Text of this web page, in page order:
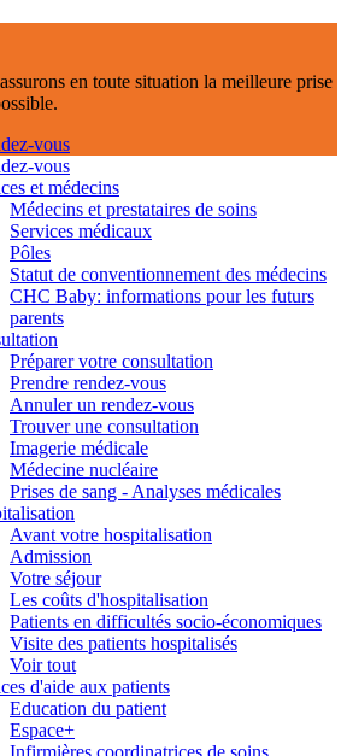
en toute situation la meilleure prise
vous
vous
et médecins
Médecins et prestataires de soins
Services médicaux
Pôles
Statut de conventionnement des médecins
CHC Baby: informations pour les futurs
parents
Préparer votre consultation
Prendre rendez-vous
Annuler un rendez-vous
Trouver une consultation
Imagerie médicale
Médecine nucléaire
Prises de sang - Analyses médicales
Avant votre hospitalisation
Admission
Votre séjour
Les coûts d'hospitalisation
Patients en difficultés socio-économiques
Visite des patients hospitalisés
Voir tout
d'aide aux patients
Education du patient
Espace+